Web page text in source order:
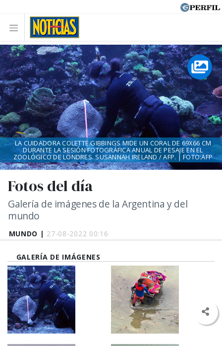
MUNDO | 27-08-2022 00:16
Fotos del día
Galería de imágenes de la Argentina y del
mundo
LA CUIDADORA COLETTE GIBBINGS MIDE UN CORAL DE 69X66 CM
DURANTE LA SESIÓN FOTOGRÁFICA ANUAL DE PESAJE EN EL
ZOOLÓGICO DE LONDRES. SUSANNAH IRELAND / AFP. | FOTO:AFP
GALERÍA DE IMÁGENES